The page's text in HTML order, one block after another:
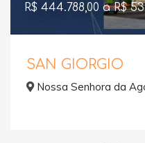
R$ 444.788,00 a R$
SAN GIORGIO
Nossa Senhora da